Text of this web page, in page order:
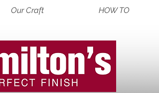
Our Craft HOW TO